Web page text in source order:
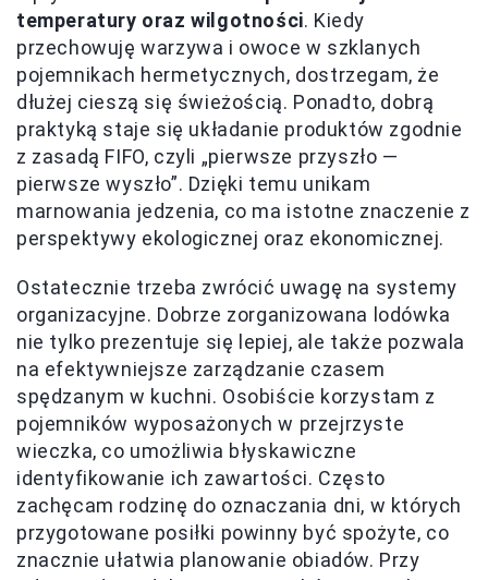
temperatury oraz wilgotności. Kiedy
przechowuję warzywa i owoce w szklanych
pojemnikach hermetycznych, dostrzegam, że
dłużej cieszą się świeżością. Ponadto, dobrą
praktyką staje się układanie produktów zgodnie
z zasadą FIFO, czyli „pierwsze przyszło —
pierwsze wyszło”. Dzięki temu unikam
marnowania jedzenia, co ma istotne znaczenie z
perspektywy ekologicznej oraz ekonomicznej.
Ostatecznie trzeba zwrócić uwagę na systemy
organizacyjne. Dobrze zorganizowana lodówka
nie tylko prezentuje się lepiej, ale także pozwala
na efektywniejsze zarządzanie czasem
spędzanym w kuchni. Osobiście korzystam z
pojemników wyposażonych w przejrzyste
wieczka, co umożliwia błyskawiczne
identyfikowanie ich zawartości. Często
zachęcam rodzinę do oznaczania dni, w których
przygotowane posiłki powinny być spożyte, co
znacznie ułatwia planowanie obiadów. Przy